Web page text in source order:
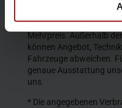
Die abgebildeten
annähernd wieder.
Mehrpreis. Außerhalb
können Angebot,
Fahrzeuge abweichen.
genaue Ausstattung
uns.
* Die angegebenen